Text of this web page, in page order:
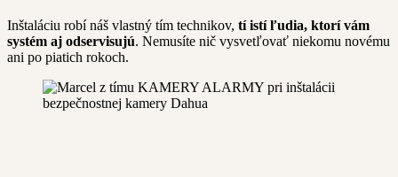
Inštaláciu robí náš vlastný tím technikov, tí istí ľudia, ktorí vám
systém aj odservisujú. Nemusíte nič vysvetľovať niekomu novému
ani po piatich rokoch.